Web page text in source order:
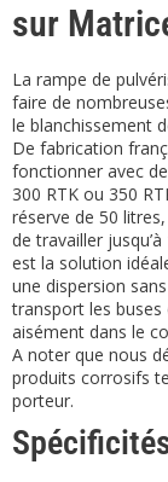
sur
La rampe de
faire de
le blanchissement
De fabrication
fonctionner avec
300 RTK ou 350
réserve de 50 litres,
de travailler
est la solution
une dispersion
transport les
aisément dans le
A noter que nous
produits corrosifs
porteur.